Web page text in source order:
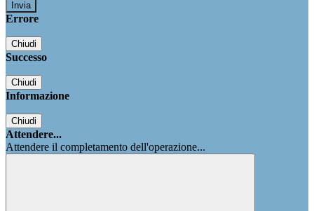
Errore
Chiudi
Successo
Chiudi
Informazione
Chiudi
Attendere...
Attendere il completamento dell'operazione...